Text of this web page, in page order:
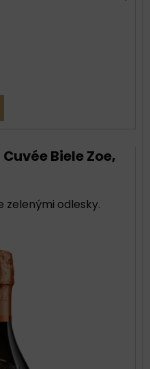
Biele Zoe,
zelenými odlesky.